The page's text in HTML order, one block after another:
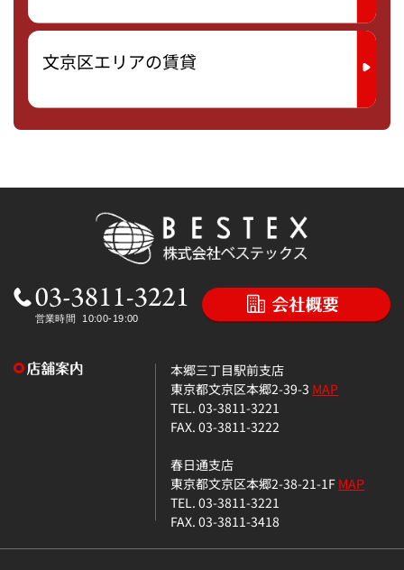
文京区エリアの賃貸
本郷三丁目駅前支店
東京都文京区本郷2-39-3 MAP
TEL. 03-3811-3221
FAX. 03-3811-3222
春日通支店
東京都文京区本郷2-38-21-1FMAP
TEL. 03-3811-3221
FAX. 03-3811-3418